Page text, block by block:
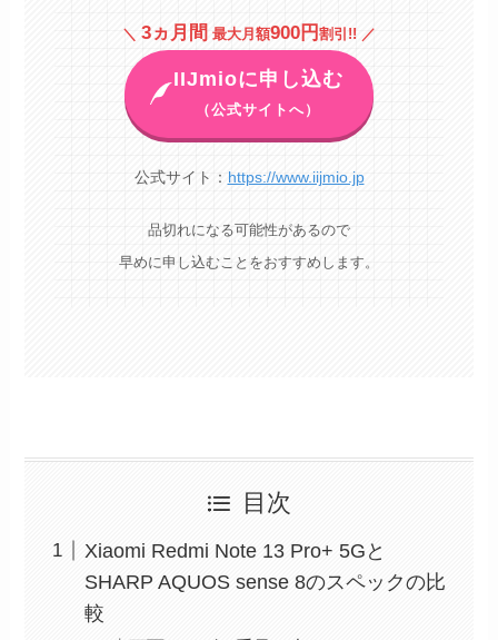
＼ 3ヵ月間 最大月額900円 割引!! ／
IIJmioに申し込む
（公式サイトへ）
公式サイト： https://www.iijmio.jp
品切れになる可能性があるので
早めに申し込むことをおすすめします。
目次
Xiaomi Redmi Note 13 Pro+ 5Gと
SHARP AQUOS sense 8のスペックの比
較